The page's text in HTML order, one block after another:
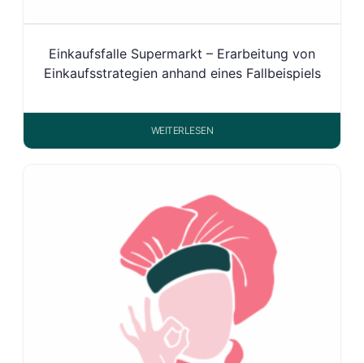
Einkaufsfalle Supermarkt – Erarbeitung von
Einkaufsstrategien anhand eines Fallbeispiels
WEITERLESEN